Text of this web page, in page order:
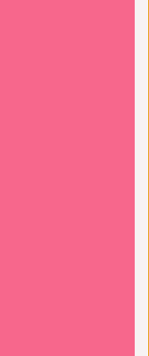
hacia la
con el
y proporcionar
creada por
transformación
para
de la industria.
para
necesidad de
la